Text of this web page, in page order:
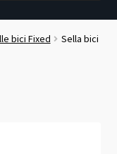
bici Fixed
Sella bici